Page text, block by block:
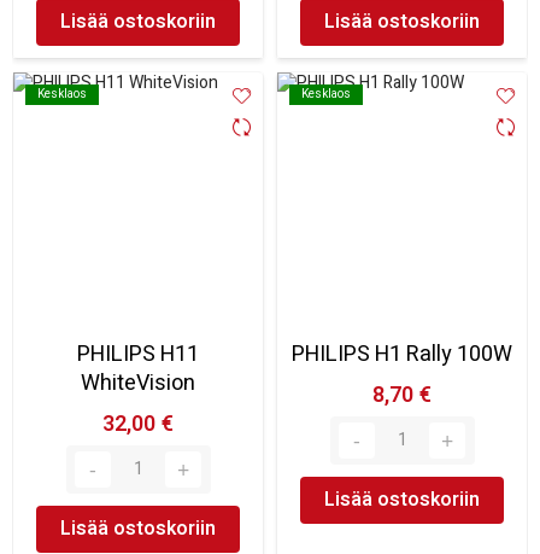
Lisää ostoskoriin Lisää ostoskoriin
Kesklaos
Kesklaos
PHILIPS H11
WhiteVision
32,00 €
Lisää ostoskoriin
Kesklaos
Kesklaos
PHILIPS H1 Rally 100W
8,70 €
Lisää ostoskoriin